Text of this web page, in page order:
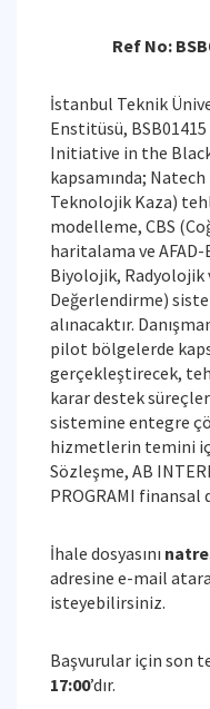
Ref No:
İstanbul Teknik
Enstitüsü,
Initiative in the
kapsamında;
Teknolojik Kaza)
modelleme, CBS
haritalama ve
Biyolojik, Radyolojik
Değerlendirme)
alınacaktır.
pilot bölgelerde
gerçekleştirecek,
karar destek
sistemine entegre
hizmetlerin temini
Sözleşme, AB
PROGRAMI
İhale dosyasını
adresine e-mail
isteyebilirsiniz.
Başvurular için son
17:00’dır.